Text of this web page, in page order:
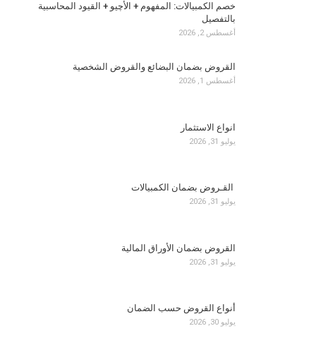
خصم الكمبيالات: المفهوم + الأچيو + القيود المحاسبية
بالتفصيل
أغسطس 2, 2026
القروض بضمان البضائع والقروض الشخصية
أغسطس 1, 2026
انواع الاستثمار
يوليو 31, 2026
القـروض بضمان الكمبيالات
يوليو 31, 2026
القروض بضمان الأوراق المالية
يوليو 31, 2026
أنواع القروض حسب الضمان
يوليو 30, 2026